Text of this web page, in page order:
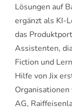
Lösungen auf
ergänzt als KI-
das
Assistenten,
Fiction und
Hilfe von Jix
AG,